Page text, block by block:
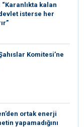
kalan
isterse her
Komitesi’ne
ortak enerji
yapamadığını